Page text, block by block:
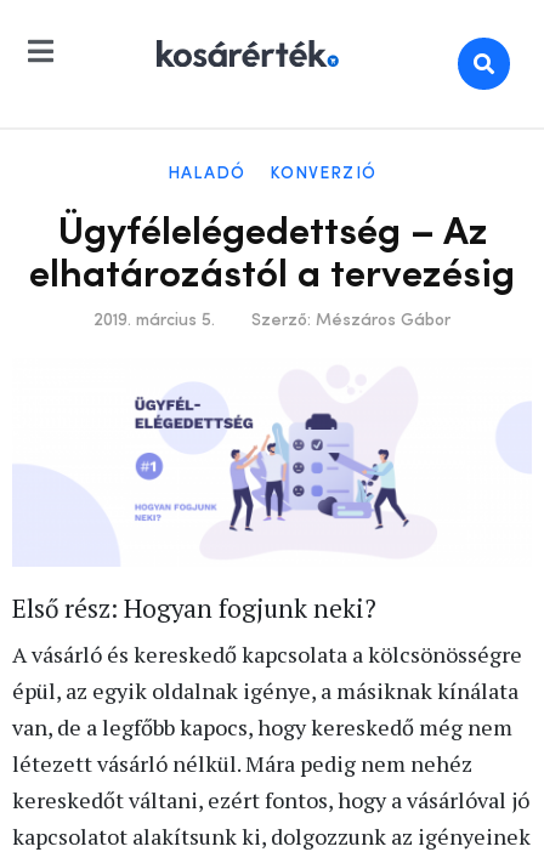
HALADÓ KONVERZIÓ
Ügyfélelégedettség – Az
elhatározástól a tervezésig
2019. március 5. Szerző: Mészáros Gábor
Első rész: Hogyan fogjunk neki?
A vásárló és kereskedő kapcsolata a kölcsönösségre
épül, az egyik oldalnak igénye, a másiknak kínálata
van, de a legfőbb kapocs, hogy kereskedő még nem
létezett vásárló nélkül. Mára pedig nem nehéz
kereskedőt váltani, ezért fontos, hogy a vásárlóval jó
kapcsolatot alakítsunk ki, dolgozzunk az igényeinek